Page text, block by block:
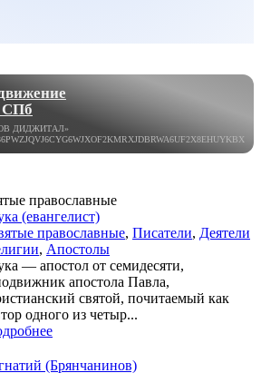
СПб
ДИДЖИТАЛ»
православные
(евангелист)
православные, Писатели, Деятели
, Апостолы
— апостол от семидесяти,
апостола Павла,
святой, почитаемый как
одного из четыр...
(Брянчанинов)